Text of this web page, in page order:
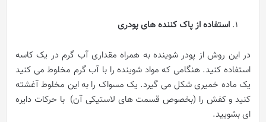
استفاده از پاک کننده های پودری
در این روش از پودر شوینده به همراه مقداری آب گرم در یک کاسه
استفاده کنید. هنگامی که مواد شوینده را با آب گرم مخلوط می کنید
یک ماده خمیری شکل می گیرد. یک مسواک را به این مخلوط آغشته
کنید و کفش را (بخصوص قسمت های لاستیکی آن) با حرکات دایره
ای بشویید.